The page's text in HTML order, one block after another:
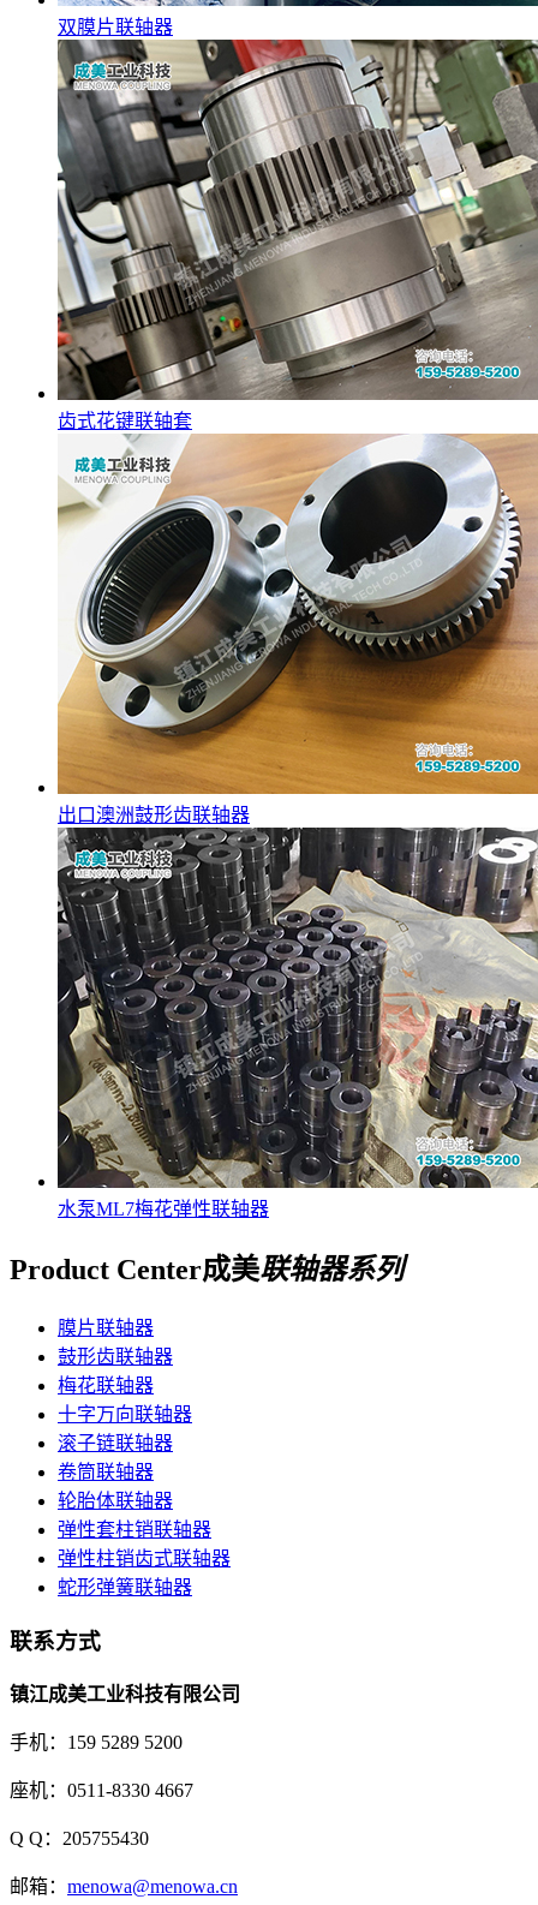
双膜片联轴器
齿式花键联轴套
出口澳洲鼓形齿联轴器
水泵ML7梅花弹性联轴器
Product Center成美联轴器系列
膜片联轴器
鼓形齿联轴器
梅花联轴器
十字万向联轴器
滚子链联轴器
卷筒联轴器
轮胎体联轴器
弹性套柱销联轴器
弹性柱销齿式联轴器
蛇形弹簧联轴器
联系方式
镇江成美工业科技有限公司
手机：159 5289 5200
座机：0511-8330 4667
Q Q：205755430
邮箱： menowa@menowa.cn